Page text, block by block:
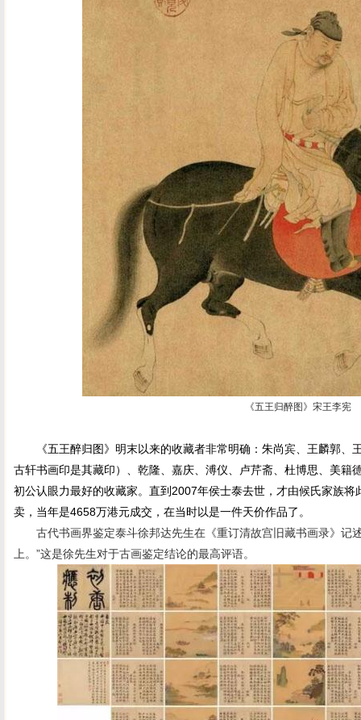
《五王归醉图》宋王李宪
《五王醉归图》明末以来的收藏者非常明确：朱尚宾、王麟郭、
古轩书画印是其藏印）、乾隆、嘉庆、溥仪、卢芹斋、杜博思、美籍
初公认眼力最好的收藏家。直到2007年侯士泰去世，才由候氏家族
卖，当年是4658万港元成交，在当时以是一件天价作品了。
古代书画界鉴定泰斗徐邦达先生在《重订清故宫旧藏书画录》记
上。”这是徐先生对于古画鉴定结论的最高评语。